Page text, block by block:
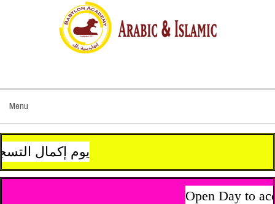
Menu
يوم إكمال التسجيل وإستلام مستلزمات الدراسة سيكون يوم 13 سبتمبر
Open Day to